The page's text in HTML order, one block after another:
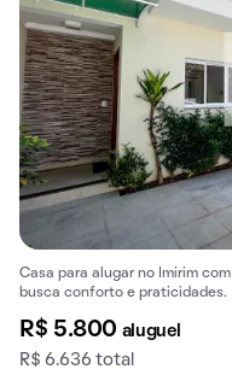
Casa para alugar no Imirim
busca conforto e praticidades.
R$ 5.800 aluguel
R$ 6.636 total